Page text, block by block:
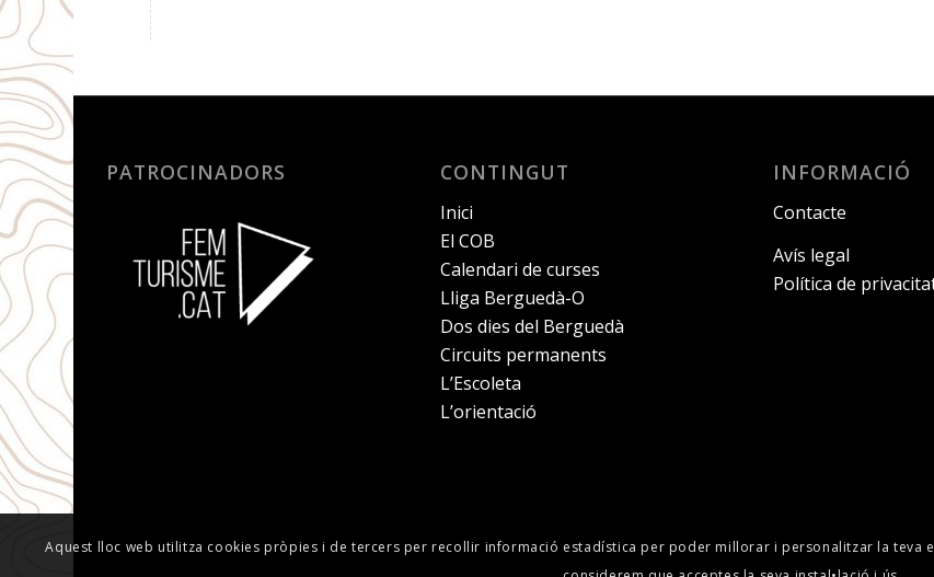
PATROCINADORS CONTINGUT
Inici
El COB
Calendari de curses
Lliga Berguedà-O
Dos dies del Berguedà
Circuits permanents
L’Escoleta
L’orientació
INFORMACIÓ
Contacte
Avís legal
Política de
Aquest lloc web utilitza cookies pròpies i de tercers per recollir informació estadística per poder millorar i personalitzar la teva